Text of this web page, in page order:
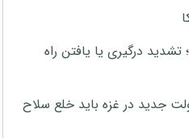
درگیری یا یافتن راه
جدید در غزه باید خلع سلاح